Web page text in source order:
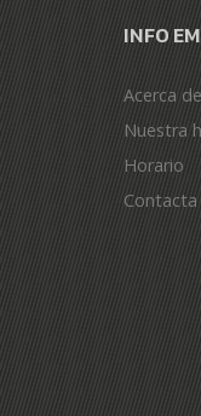
INFO
Acerca
Nuestra
Horario